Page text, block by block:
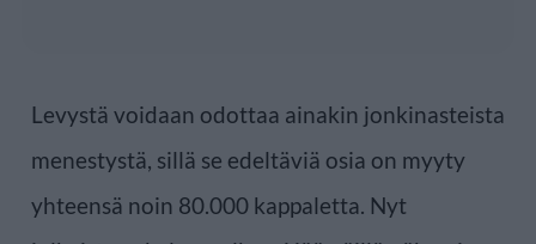
Levystä voidaan odottaa ainakin jonkinasteista
menestystä, sillä se edeltäviä osia on myyty
yhteensä noin 80.000 kappaletta. Nyt